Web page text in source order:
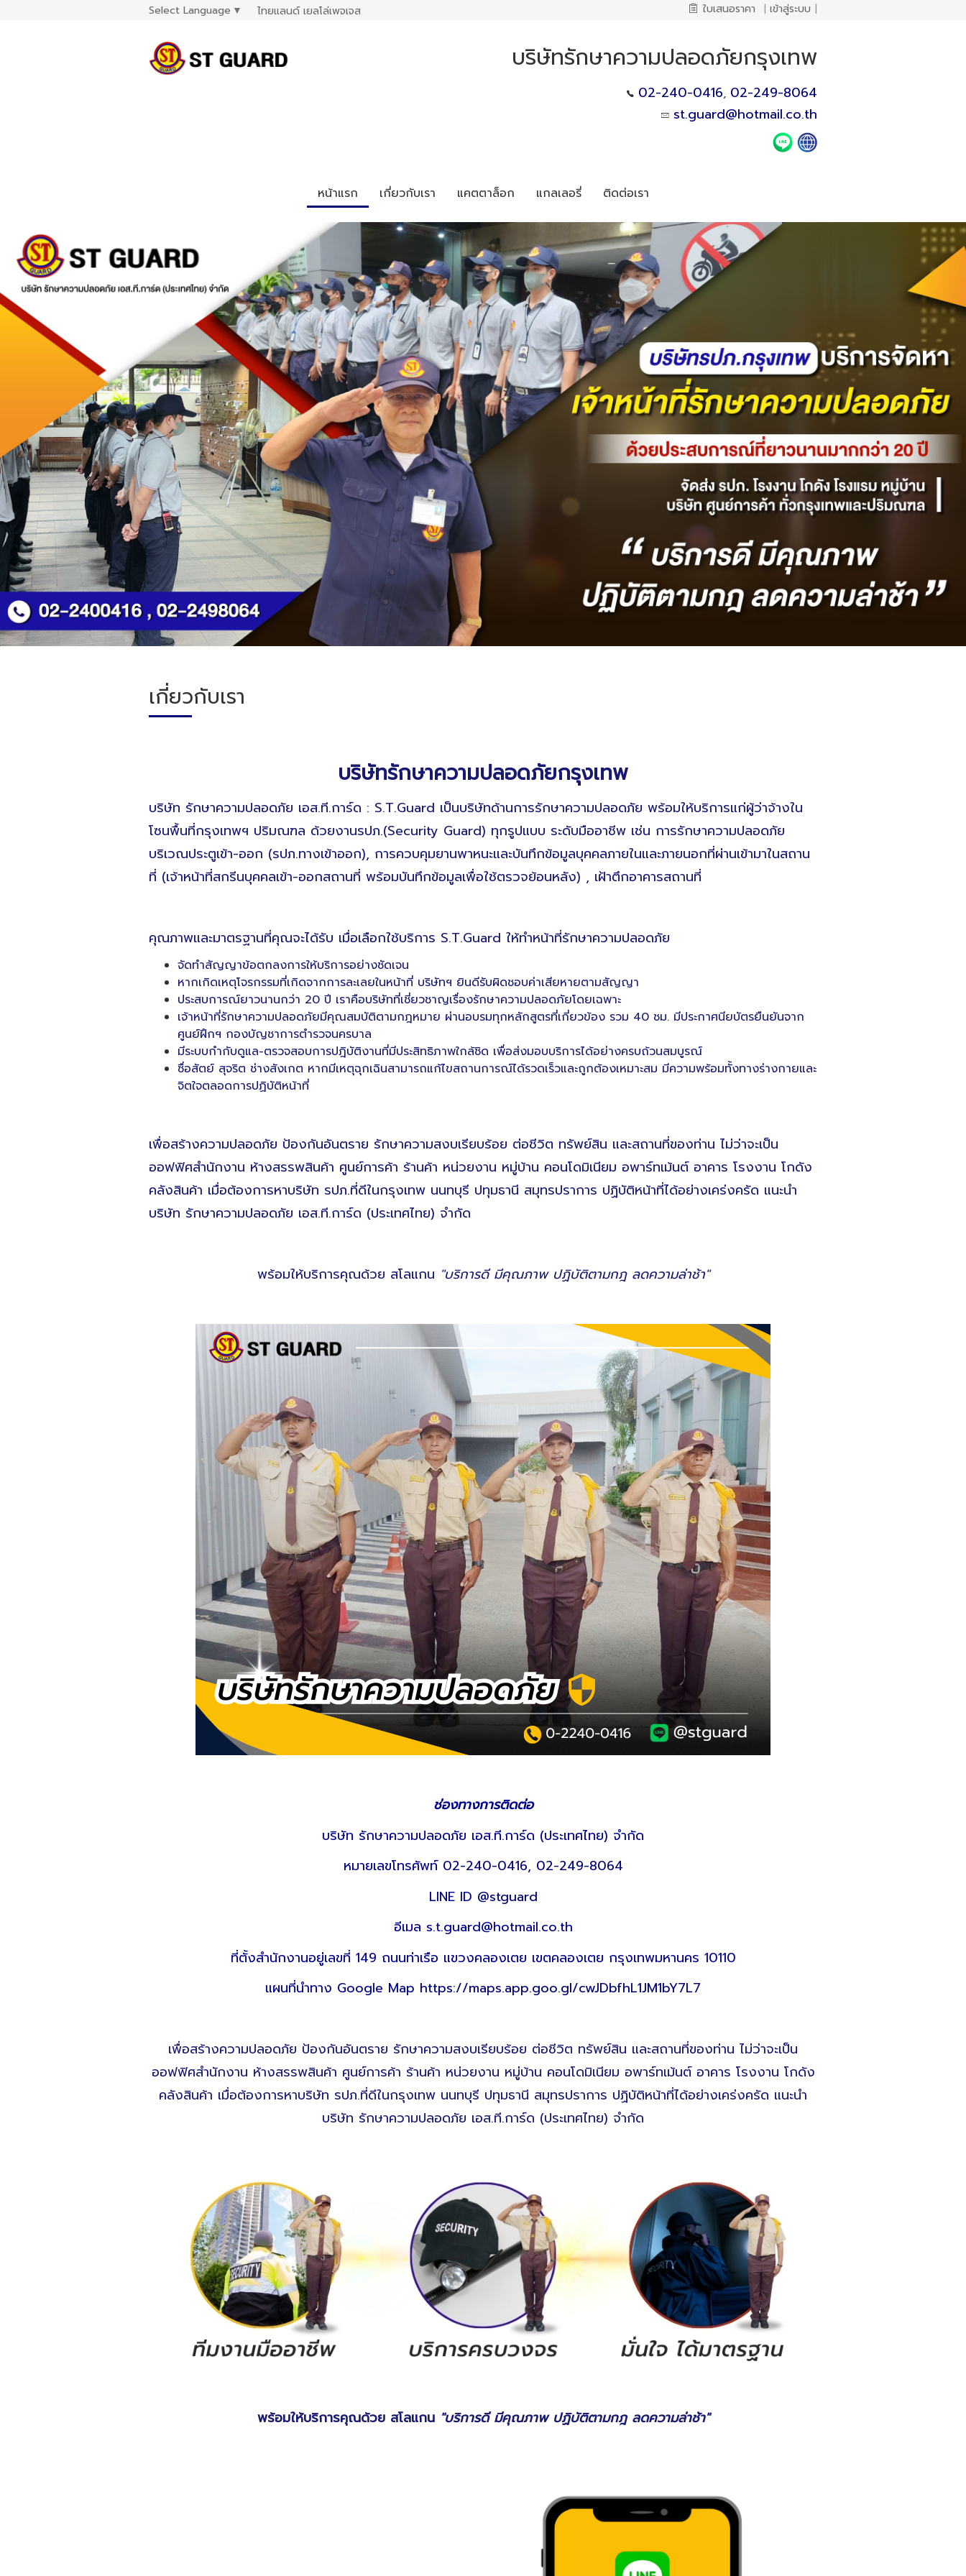
Select Language ▼ ไทยแลนด์ เยลโล่เพจเจส ใบเสนอราคา | เข้าสู่ระบบ |
บริษัทรักษาความปลอดภัยกรุงเทพ
02-240-0416, 02-249-8064
st.guard@hotmail.co.th
หน้าแรก เกี่ยวกับเรา แคตตาล็อก แกลเลอรี่ ติดต่อเรา
เกี่ยวกับเรา
บริษัทรักษาความปลอดภัยกรุงเทพ
บริษัท รักษาความปลอดภัย เอส.ที.การ์ด : S.T.Guard เป็นบริษัทด้านการรักษาความปลอดภัย พร้อมให้บริการแก่ผู้ว่าจ้างใน
โซนพื้นที่กรุงเทพฯ ปริมณฑล ด้วยงานรปภ.(Security Guard) ทุกรูปแบบ ระดับมืออาชีพ เช่น การรักษาความปลอดภัย
บริเวณประตูเข้า-ออก (รปภ.ทางเข้าออก), การควบคุมยานพาหนะและบันทึกข้อมูลบุคคลภายในและภายนอกที่ผ่านเข้ามาในสถาน
ที่ (เจ้าหน้าที่สกรีนบุคคลเข้า-ออกสถานที่ พร้อมบันทึกข้อมูลเพื่อใช้ตรวจย้อนหลัง) , เฝ้าตึกอาคารสถานที่
คุณภาพและมาตรฐานที่คุณจะได้รับ เมื่อเลือกใช้บริการ S.T.Guard ให้ทำหน้าที่รักษาความปลอดภัย
จัดทำสัญญาข้อตกลงการให้บริการอย่างชัดเจน
หากเกิดเหตุโจรกรรมที่เกิดจากการละเลยในหน้าที่ บริษัทฯ ยินดีรับผิดชอบค่าเสียหายตามสัญญา
ประสบการณ์ยาวนานกว่า 20 ปี เราคือบริษัทที่เชี่ยวชาญเรื่องรักษาความปลอดภัยโดยเฉพาะ
เจ้าหน้าที่รักษาความปลอดภัยมีคุณสมบัติตามกฎหมาย ผ่านอบรมทุกหลักสูตรที่เกี่ยวข้อง รวม 40 ชม. มีประกาศนียบัตรยืนยันจาก
ศูนย์ฝึกฯ กองบัญชาการตำรวจนครบาล
มีระบบกำกับดูแล-ตรวจสอบการปฎิบัติงานที่มีประสิทธิภาพใกล้ชิด เพื่อส่งมอบบริการได้อย่างครบถ้วนสมบูรณ์
ซื่อสัตย์ สุจริต ช่างสังเกต หากมีเหตุฉุกเฉินสามารถแก้ไขสถานการณ์ได้รวดเร็วและถูกต้องเหมาะสม มีความพร้อมทั้งทางร่างกายและ
จิตใจตลอดการปฏิบัติหน้าที่
เพื่อสร้างความปลอดภัย ป้องกันอันตราย รักษาความสงบเรียบร้อย ต่อชีวิต ทรัพย์สิน และสถานที่ของท่าน ไม่ว่าจะเป็น
ออฟฟิศสำนักงาน ห้างสรรพสินค้า ศูนย์การค้า ร้านค้า หน่วยงาน หมู่บ้าน คอนโดมิเนียม อพาร์ทเม้นต์ อาคาร โรงงาน โกดัง
คลังสินค้า เมื่อต้องการหาบริษัท รปภ.ที่ดีในกรุงเทพ นนทบุรี ปทุมธานี สมุทรปราการ ปฏิบัติหน้าที่ได้อย่างเคร่งครัด แนะนำ
บริษัท รักษาความปลอดภัย เอส.ที.การ์ด (ประเทศไทย) จำกัด
พร้อมให้บริการคุณด้วย สโลแกน "บริการดี มีคุณภาพ ปฏิบัติตามกฎ ลดความล่าช้า"
ช่องทางการติดต่อ
บริษัท รักษาความปลอดภัย เอส.ที.การ์ด (ประเทศไทย) จำกัด
หมายเลขโทรศัพท์ 02-240-0416, 02-249-8064
LINE ID @stguard
อีเมล s.t.guard@hotmail.co.th
ที่ตั้งสำนักงานอยู่เลขที่ 149 ถนนท่าเรือ แขวงคลองเตย เขตคลองเตย กรุงเทพมหานคร 10110
แผนที่นำทาง Google Map https://maps.app.goo.gl/cwJDbfhL1JM1bY7L7
เพื่อสร้างความปลอดภัย ป้องกันอันตราย รักษาความสงบเรียบร้อย ต่อชีวิต ทรัพย์สิน และสถานที่ของท่าน ไม่ว่าจะเป็น
ออฟฟิศสำนักงาน ห้างสรรพสินค้า ศูนย์การค้า ร้านค้า หน่วยงาน หมู่บ้าน คอนโดมิเนียม อพาร์ทเม้นต์ อาคาร โรงงาน โกดัง
คลังสินค้า เมื่อต้องการหาบริษัท รปภ.ที่ดีในกรุงเทพ นนทบุรี ปทุมธานี สมุทรปราการ ปฏิบัติหน้าที่ได้อย่างเคร่งครัด แนะนำ
บริษัท รักษาความปลอดภัย เอส.ที.การ์ด (ประเทศไทย) จำกัด
พร้อมให้บริการคุณด้วย สโลแกน "บริการดี มีคุณภาพ ปฏิบัติตามกฎ ลดความล่าช้า"